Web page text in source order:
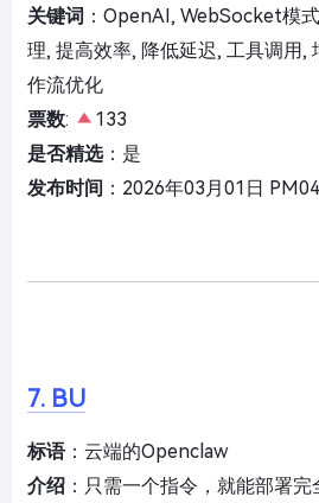
关键词 ：OpenAI, WebSocket模
理, 提高效率, 降低延迟, 工具调用,
作流优化
票数:
133
是否精选：是
发布时间 ：2026年03月01日
7. BU
标语：云端的Openclaw
介绍 ：只需一个指令，就能部署